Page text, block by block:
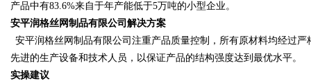
d
产品中有83.6%来自于年产能低于5万吨的小型企业。
安平润格丝网制品有限公司 解决方案
安平润格丝网制品有限公司注重产品质量控制，所有原材料均经过
先进的生产设备和技术人员，以保证产品的结构强度达到最优水平。
实操建议